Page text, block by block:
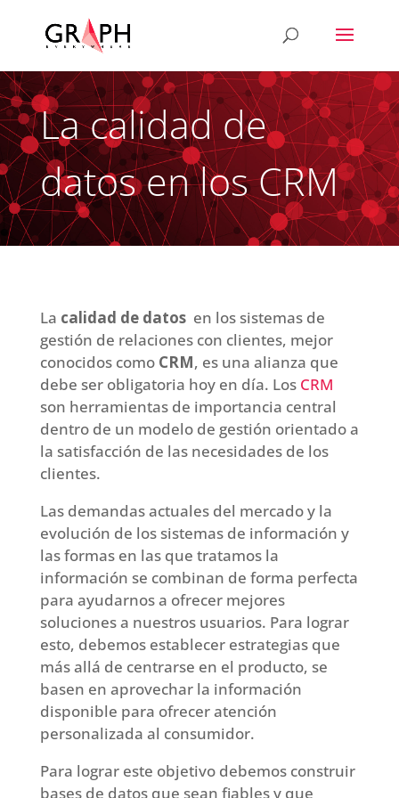
La calidad de
datos en los CRM
La calidad de datos en los sistemas de
gestión de relaciones con clientes, mejor
conocidos como CRM, es una alianza que
debe ser obligatoria hoy en día. Los CRM
son herramientas de importancia central
dentro de un modelo de gestión orientado a
la satisfacción de las necesidades de los
clientes.
Las demandas actuales del mercado y la
evolución de los sistemas de información y
las formas en las que tratamos la
información se combinan de forma perfecta
para ayudarnos a ofrecer mejores
soluciones a nuestros usuarios. Para lograr
esto, debemos establecer estrategias que
más allá de centrarse en el producto, se
basen en aprovechar la información
disponible para ofrecer atención
personalizada al consumidor.
Para lograr este objetivo debemos construir
bases de datos que sean fiables y que